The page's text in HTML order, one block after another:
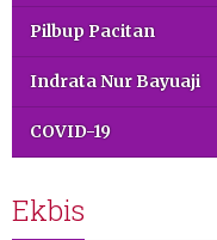
Pilbup Pacitan
Indrata Nur Bayuaji
COVID-19
Ekbis